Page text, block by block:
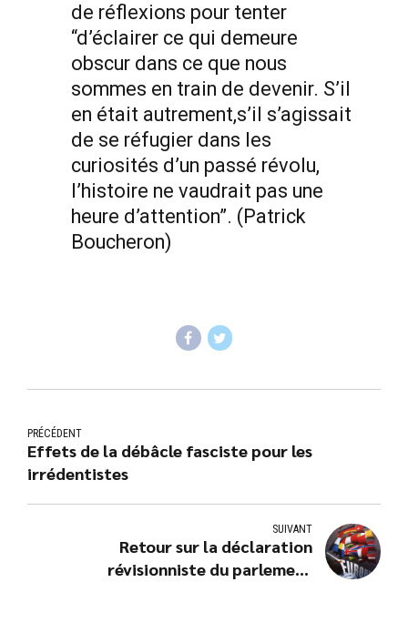
de réflexions pour tenter
“d’éclairer ce qui demeure
obscur dans ce que nous
sommes en train de devenir. S’il
en était autrement,s’il s’agissait
de se réfugier dans les
curiosités d’un passé révolu,
l’histoire ne vaudrait pas une
heure d’attention”. (Patrick
Boucheron)
PRÉCÉDENT
Effets de la débâcle fasciste pour les
irrédentistes
SUIVANT
Retour sur la déclaration
révisionniste du parlement